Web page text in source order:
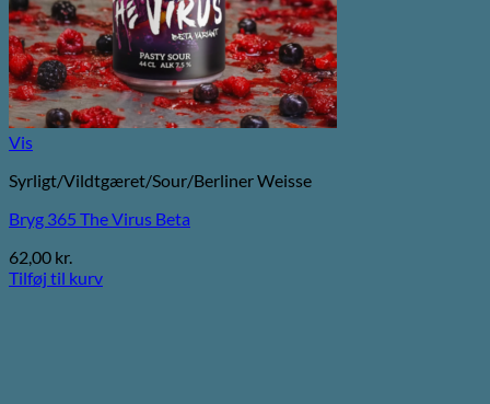
Vis
Syrligt/Vildtgæret/Sour/Berliner Weisse
Bryg 365 The Virus Beta
62,00 kr.
Tilføj til kurv